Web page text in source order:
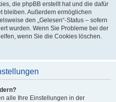
die phpBB erstellt hat und die dafür
bleiben. Außerdem ermöglichen
den „Gelesen“-Status – sofern
wurden. Wenn Sie Probleme bei der
wenn Sie die Cookies löschen.
alle Ihre Einstellungen in der